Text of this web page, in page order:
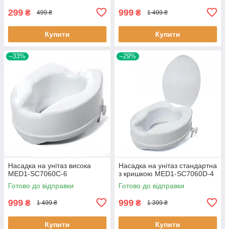
299 ₴ 499 ₴
Купити
999 ₴ 1 499 ₴
Купити
–33%
Насадка на унітаз висока
MED1-SC7060C-6
Готово до відправки
999 ₴ 1 499 ₴
Купити
–29%
Насадка на унітаз стандартна
з кришкою MED1-SC7060D-4
Готово до відправки
999 ₴ 1 399 ₴
Купити